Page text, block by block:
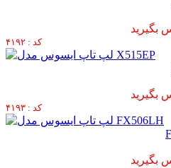
بگیرید
کد : ۴۱۹۲
بگیرید
کد : ۴۱۹۳
بگیرید